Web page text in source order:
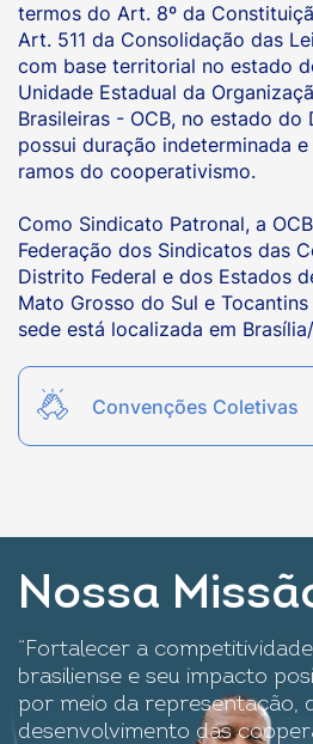
termos do Art. 8º da
Art. 511 da Consolidação das
com base territorial no estado
Unidade Estadual da
Brasileiras - OCB, no estado do
possui duração indeterminada
ramos do cooperativismo.
Como Sindicato Patronal, a
Federação dos Sindicatos das
Distrito Federal e dos Estados
Mato Grosso do Sul e
sede está localizada em
Convenções Coletivas
Nossa
“Fortalecer a
brasiliense e seu impacto
por meio da representação,
desenvolvimento das